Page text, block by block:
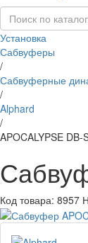
Установка
Сабвуферы
/
Сабвуферные
/
Alphard
/
APOCALYPSE DB-
Код товара: 8957